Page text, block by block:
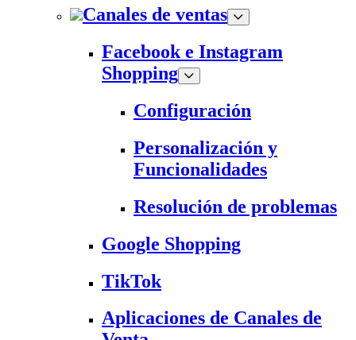
Canales de ventas
Facebook e Instagram
Shopping
Configuración
Personalización y
Funcionalidades
Resolución de problemas
Google Shopping
TikTok
Aplicaciones de Canales de